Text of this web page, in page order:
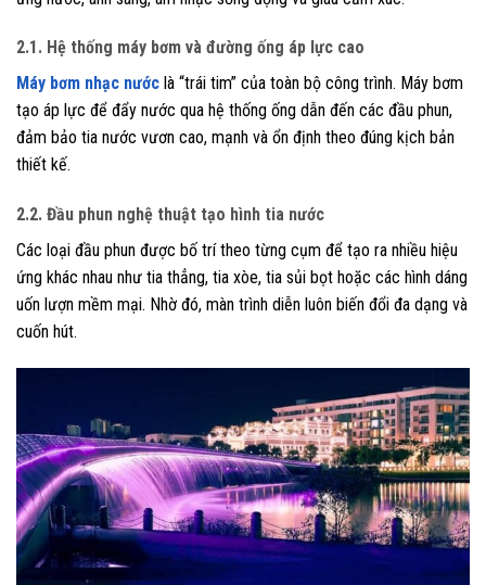
2.1. Hệ thống máy bơm và đường ống áp lực cao
Máy bơm nhạc nước là “trái tim” của toàn bộ công trình. Máy bơm
tạo áp lực để đẩy nước qua hệ thống ống dẫn đến các đầu phun,
đảm bảo tia nước vươn cao, mạnh và ổn định theo đúng kịch bản
thiết kế.
2.2. Đầu phun nghệ thuật tạo hình tia nước
Các loại đầu phun được bố trí theo từng cụm để tạo ra nhiều hiệu
ứng khác nhau như tia thẳng, tia xòe, tia sủi bọt hoặc các hình dáng
uốn lượn mềm mại. Nhờ đó, màn trình diễn luôn biến đổi đa dạng và
cuốn hút.